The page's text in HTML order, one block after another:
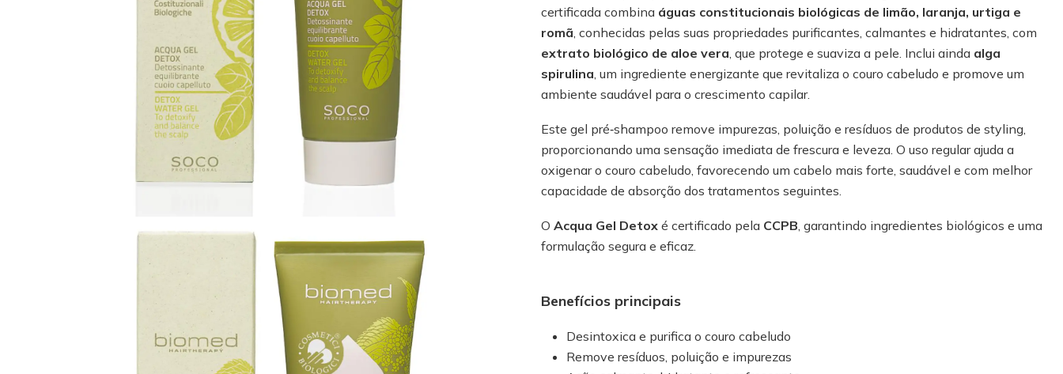
certificada combina águas constitucionais biológicas de limão, laranja, urtiga e
romã , conhecidas pelas suas propriedades purificantes, calmantes e hidratantes, com
extrato biológico de aloe vera , que protege e suaviza a pele. Inclui ainda alga
spirulina , um ingrediente energizante que revitaliza o couro cabeludo e promove um
ambiente saudável para o crescimento capilar.
Este gel pré‑shampoo remove impurezas, poluição e resíduos de produtos de styling,
proporcionando uma sensação imediata de frescura e leveza. O uso regular ajuda a
oxigenar o couro cabeludo, favorecendo um cabelo mais forte, saudável e com melhor
capacidade de absorção dos tratamentos seguintes.
O Acqua Gel Detox é certificado pela CCPB , garantindo ingredientes biológicos e uma
formulação segura e eficaz.
Benefícios principais
Desintoxica e purifica o couro cabeludo
Remove resíduos, poluição e impurezas